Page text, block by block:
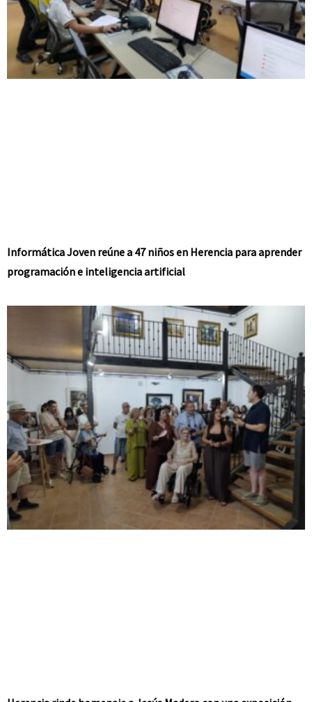
Informática Joven reúne a 47 niños en Herencia para aprender
programación e inteligencia artificial